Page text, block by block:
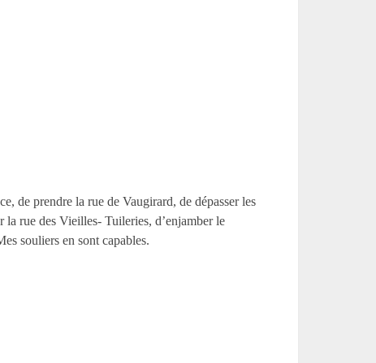
de prendre la rue de Vaugirard, de dépasser les
la rue des Vieilles- Tuileries, d’enjamber le
souliers en sont capables.